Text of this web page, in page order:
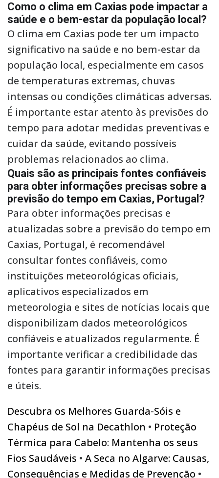
Como o clima em Caxias pode impactar a
saúde e o bem-estar da população local?
O clima em Caxias pode ter um impacto
significativo na saúde e no bem-estar da
população local, especialmente em casos
de temperaturas extremas, chuvas
intensas ou condições climáticas adversas.
É importante estar atento às previsões do
tempo para adotar medidas preventivas e
cuidar da saúde, evitando possíveis
problemas relacionados ao clima.
Quais são as principais fontes confiáveis
para obter informações precisas sobre a
previsão do tempo em Caxias, Portugal?
Para obter informações precisas e
atualizadas sobre a previsão do tempo em
Caxias, Portugal, é recomendável
consultar fontes confiáveis, como
instituições meteorológicas oficiais,
aplicativos especializados em
meteorologia e sites de notícias locais que
disponibilizam dados meteorológicos
confiáveis e atualizados regularmente. É
importante verificar a credibilidade das
fontes para garantir informações precisas
e úteis.
Descubra os Melhores Guarda-Sóis e
Chapéus de Sol na Decathlon • Proteção
Térmica para Cabelo: Mantenha os seus
Fios Saudáveis • A Seca no Algarve: Causas,
Consequências e Medidas de Prevenção •